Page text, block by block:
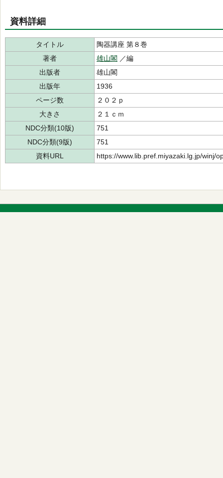
資料詳細
タイトル
陶器講座 第８巻
著者
雄山閣 ／編
出版者
雄山閣
出版年
1936
ページ数
２０２ｐ
大きさ
２１ｃｍ
NDC分類(10版)
751
NDC分類(9版)
751
資料URL
https://www.lib.pref.miyazaki.lg.jp/winj/